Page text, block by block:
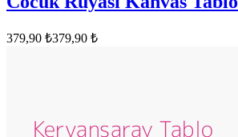
379,90 ₺379,90 ₺